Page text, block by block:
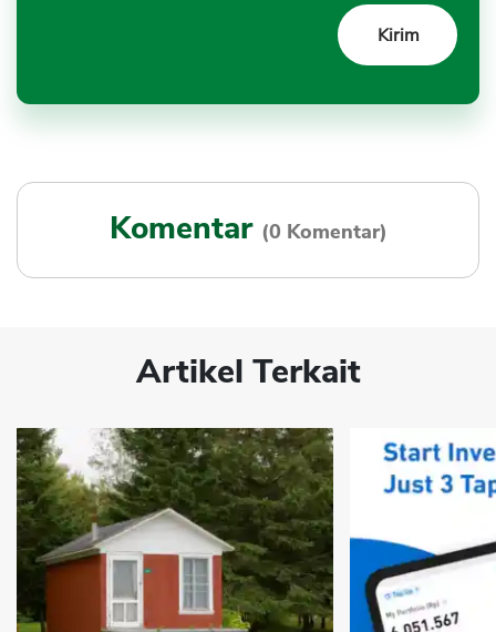
Komentar (0 Komentar)
Artikel Terkait